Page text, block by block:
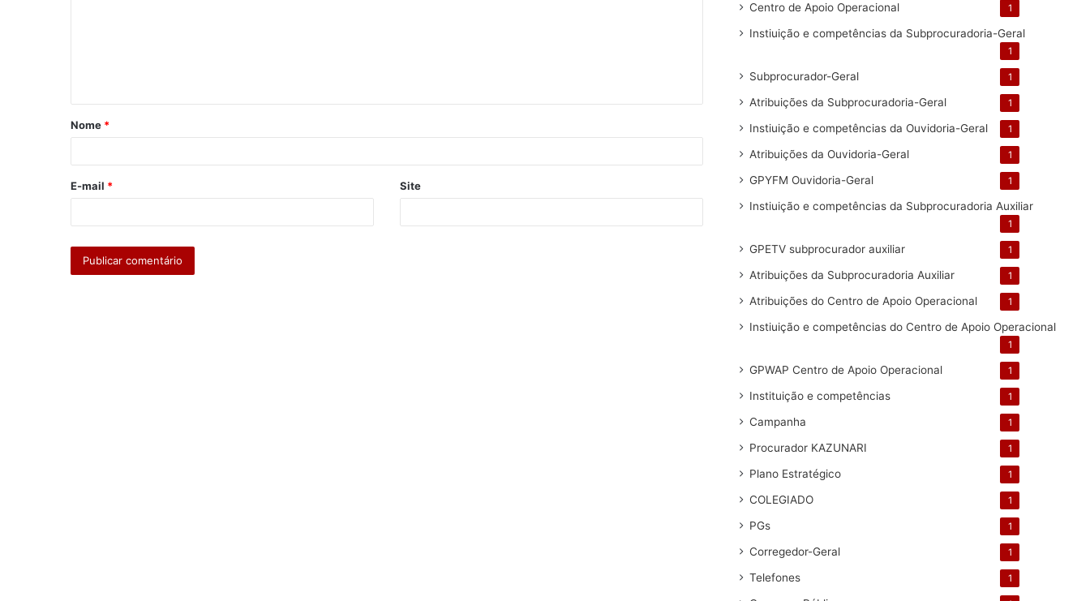
á
r
*
Nome *
E-mail * Site
Centro de Apoio Operacional 1
Instiuição e competências da Subprocuradoria-Geral
1
Subprocurador-Geral 1
Atribuições da Subprocuradoria-Geral 1
Instiuição e competências da Ouvidoria-Geral 1
Atribuições da Ouvidoria-Geral 1
GPYFM Ouvidoria-Geral 1
Instiuição e competências da Subprocuradoria Auxiliar
1
GPETV subprocurador auxiliar 1
Atribuições da Subprocuradoria Auxiliar 1
Atribuições do Centro de Apoio Operacional 1
Instiuição e competências do Centro de Apoio Operacional
1
GPWAP Centro de Apoio Operacional 1
Instituição e competências 1
Campanha 1
Procurador KAZUNARI 1
Plano Estratégico 1
COLEGIADO 1
PGs 1
Corregedor-Geral 1
Telefones 1